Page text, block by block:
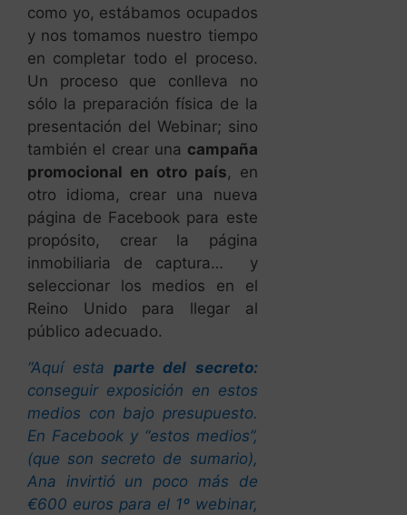
como yo, estábamos ocupados
y nos tomamos nuestro tiempo
en completar todo el proceso.
Un proceso que conlleva no
sólo la preparación física de la
presentación del Webinar; sino
también el crear una campaña
promocional en otro país, en
otro idioma, crear una nueva
página de Facebook para este
propósito, crear la página
inmobiliaria de captura… y
seleccionar los medios en el
Reino Unido para llegar al
público adecuado.
“Aquí estaparte del secreto:
conseguir exposición en estos
medios con bajo presupuesto.
En Facebook y “estos medios”,
(que son secreto de sumario),
Ana invirtió un poco más de
€600 euros para el 1º webinar,